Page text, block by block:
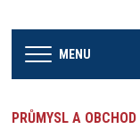
MENU
PRŮMYSL A OBCHOD